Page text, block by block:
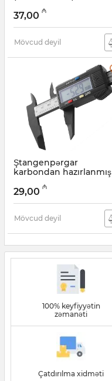
003001515
37,00 ₼
Mövcud deyil
Ştangenpərgar
karbondan hazırlanmış
Artikul: 003001522
29,00 ₼
Mövcud deyil
100% keyfiyyətin
zəmanəti
Çatdırılma xidməti